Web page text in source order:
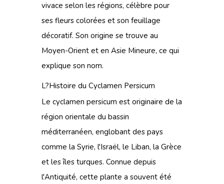
vivace selon les régions, célèbre pour
ses fleurs colorées et son feuillage
décoratif. Son origine se trouve au
Moyen-Orient et en Asie Mineure, ce qui
explique son nom.
L?Histoire du Cyclamen Persicum
Le cyclamen persicum est originaire de la
région orientale du bassin
méditerranéen, englobant des pays
comme la Syrie, l'Israël, le Liban, la Grèce
et les îles turques. Connue depuis
l'Antiquité, cette plante a souvent été